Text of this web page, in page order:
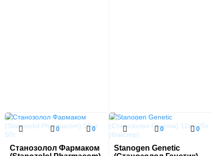
0 0
Станозолол Фармаком
0 0
Stanogen Genetic